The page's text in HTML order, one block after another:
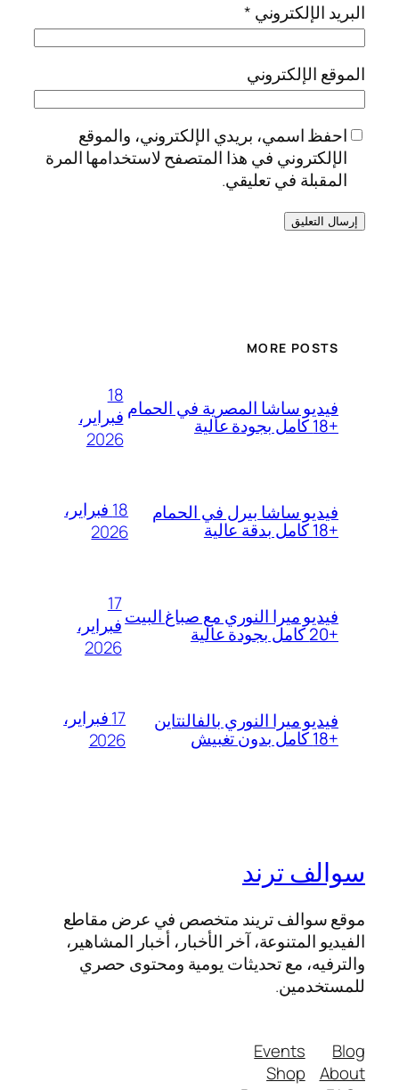
البريد الإلكتروني *
الموقع الإلكتروني
احفظ اسمي، بريدي الإلكتروني، والموقع
الإلكتروني في هذا المتصفح لاستخدامها المرة
المقبلة في تعليقي.
MORE POSTS
فيديو ساشا المصرية في الحمام
+18 كامل بجودة عالية
18
فبراير،
2026
فيديو ساشا بيرل في الحمام
+18 كامل بدقة عالية
18 فبراير،
2026
فيديو ميرا النوري مع صباغ البيت
+20 كامل بجودة عالية
17
فبراير،
2026
فيديو ميرا النوري بالفالنتاين
+18 كامل بدون تغبيش
17 فبراير،
2026
سوالف ترند
موقع سوالف تريند متخصص في عرض مقاطع
الفيديو المتنوعة، آخر الأخبار، أخبار المشاهير،
والترفيه، مع تحديثات يومية ومحتوى حصري
للمستخدمين.
Blog
About
Events
Shop